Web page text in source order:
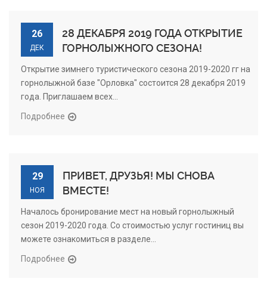
26
ДЕК
28 ДЕКАБРЯ 2019 ГОДА ОТКРЫТИЕ
ГОРНОЛЫЖНОГО СЕЗОНА!
Открытие зимнего туристического сезона 2019-2020 гг на
горнолыжной базе "Орловка" состоится 28 декабря 2019
года. Приглашаем всех...
Подробнее
29
НОЯ
ПРИВЕТ, ДРУЗЬЯ! МЫ СНОВА
ВМЕСТЕ!
Началось бронирование мест на новый горнолыжный
сезон 2019-2020 года. Со стоимостью услуг гостиниц вы
можете ознакомиться в разделе...
Подробнее